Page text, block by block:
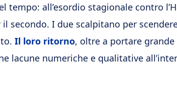
all’esordio stagionale contro
secondo. I due scalpitano per
Il loro ritorno, oltre a portare grande
lacune numeriche e qualitative